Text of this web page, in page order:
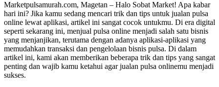
Marketpulsamurah.com, Magetan – Halo Sobat Market! Apa kabar
hari ini? Jika kamu sedang mencari trik dan tips untuk jualan pulsa
online lewat aplikasi, artikel ini sangat cocok untukmu. Di era digital
seperti sekarang ini, menjual pulsa online menjadi salah satu bisnis
yang menjanjikan, terutama dengan adanya aplikasi-aplikasi yang
memudahkan transaksi dan pengelolaan bisnis pulsa. Di dalam
artikel ini, kami akan memberikan beberapa trik dan tips yang sangat
penting dan wajib kamu ketahui agar jualan pulsa onlinemu menjadi
sukses.